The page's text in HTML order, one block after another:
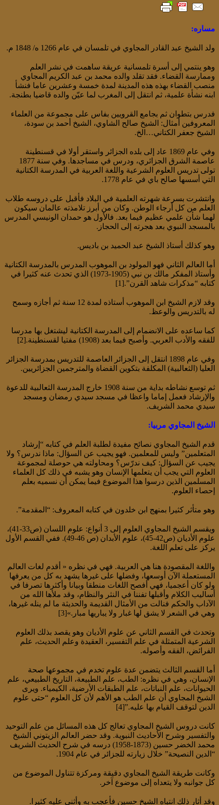
مساره:
ولد الشيخ عبد القادر المجاوي في تلمسان في عام 1266 ه/ 1848 م.
وهو ينتمي إلى أسرة تلمسانية عريقة ساهمت في نشر العلم
وممارسة القضاء. فقد تقلد والده محمد بن عبد الكريم المجاوي
منصب القضاء بهذه هذه المدينة لمدة خمسة وعشرين عاما فنشأ
ابنه نشأة علمية، ثم انتقل إلى المغرب لما عيّن والده قاضيا بطنجة.
فدرس بتطوان ثم بجامع القرويين بفاس على مجموعة من العلماء
المعروفين أمثال: الشيخ صالح الشاوي، الشيخ أحمد بن سودة،
الشيخ جعفر الكتاني…الخ.
وفي عام 1869 عاد إلى بلده الجزائر واستقر أولا في قسنطينة
عاصمة الشرق الجزائري، ودرس في مساجدها. وفي سنة 1877
تولى تدريس العلوم الشرعية واللغة العربية في المدرسة الكتانية
التي أسسها صالح باي في عام 1778.
وانتشرت بسرعة شهرته العلمية في البلاد فأقبل على دروسه طلاب
العلم من كل أرجاء الوطن. وكان من أبرز تلامذته عالمان سيكون
لهما شأن علمي عظيم فيما بعد. فالأول هو حمدان الونيسي المدرس
بالمسجد النبوي بعد هجرته إلى الحجاز.
وهو كذلك أستاذ الشيخ عبد الحميد بن باديس.
أما العالم الثاني فهو المولود بن الموهوب المدرس بالمدرسة الكتانية
وأستاذ المفكر مالك بن نبي (1905-1973) الذي تحدث عنه كثيرا في
كتابه “مذكرات شاهد القرن”.[1]
وقد لازم الشيخ ابن الموهوب أستاذه لمدة 12 سنة ثم أجازه وسمح
له بالتدريس والوعظ.
كما ساعده على الانضمام إلى المدرسة الكتانية ليشتغل بها مدرسا
للفقه والأدب العربي. وأصبح فيما بعد (1908) مفتيا لقسنطينة.[2]
وفي عام 1898 انتقل إلى الجزائر العاصمة للتدريس بمدرسة الجزائر
العليا (الثعالبية) المكلفة بتكوين القضاة والمترجمين الجزائريين.
ثم توسع نشاطه بداية من سنة 1908 خارج المدرسة الثعالبية للدعوة
والإرشاد فعمل إماما واعظا في مسجد سيدي رمضان ومسجد
سيدي محمد الشريف.
الشيخ المجاوي مربيا:
قدم الشيخ المجاوي نصائح مفيدة لطلبة العلم في كتابه “إرشاد
المتعلمين” وليس للمعلمين. فهو يجيب عن السؤال: ماذا ندرس؟ ولا
يجيب عن السؤال: كيف ندرّس؟ ومحاولته هي حوصلة لمجموعة
العلوم التي يجب أن يتعلمها الإنسان وهو يشبه في ذلك كل العلماء
المسلمين الذين درسوا هذا الموضوع فيما يمكن أن نسميه بعلم
إحصاء العلوم.
وهو متأثر كثيرا بمنهج ابن خلدون في كتابه المعروف: “المقدمة”.
ويقسم الشيخ المجاوي العلوم إلى 3 أنواع: علوم اللسان (ص33-41)،
علوم الأديان (ص42-45)، علوم الأبدان (ص 46-49). ففي القسم الأول
يركز على تعلم اللغة.
واللغة المقصودة هنا هي العربية. فهي في نظره « أقدم لغات العالم
المستعملة الآن أوسعها، وفضلها على غيرها يشهد به كل من يعرفها
ولو كان أعجميا، فهي أفصح اللغات منطقا وبيانا وأكثرها تصرفا في
أساليب الكلام وأقبلها تفننا في النثر والنظام، وقد ملأها الله من
الآداب والحكم فنالت من الأمثال القديمة والحديثة ما لم ينله غيرها،
وهي في الشعر لا يشق لها غبار ولا يباريها مبار.»[3]
وتحدث في القسم الثاني عن علوم الأديان وهو يقصد بذلك العلوم
الشرعية المتمثلة في علم التفسير، العقيدة وعلم الحديث، علم
الفرائض، الفقه وأصوله.
أما القسم الثالث يتضمن عدة علوم تخدم في مجموعها صحة
الإنسان، وهي في نظره: الطب، علم الطبيعة، التاريخ الطبيعي، علم
الحيوانات، علم النباتات، علم الطبقات الأرضية، الكيمياء. ويرى
الشيخ المجاوي أن علم الطب هو الأهم لأن كل العلوم “حتى علوم
الدين لتوقف القيام بها عليه.”[4]
كانت دروس الشيخ المجاوي تعالج كل هذه المسائل من علم التوحيد
والتفسير وشرح الأحاديث النبوية. وقد حضر العالم الزيتوني الشيخ
محمد الخضر حسين (1873-1958) درسه في شرح الحديث الشريف
“الدين النصيحة” خلال زيارته للجزائر في عام 1904.
وكانت طريقة الشيخ المجاوي دقيقة ومركزة تتناول الموضوع من
كل جوانبه ولا يتعداه إلى موضوع آخر.
وقد أثار ذلك انتباه الشيخ حسين فأعجب به وأثنى عليه كثيرا.